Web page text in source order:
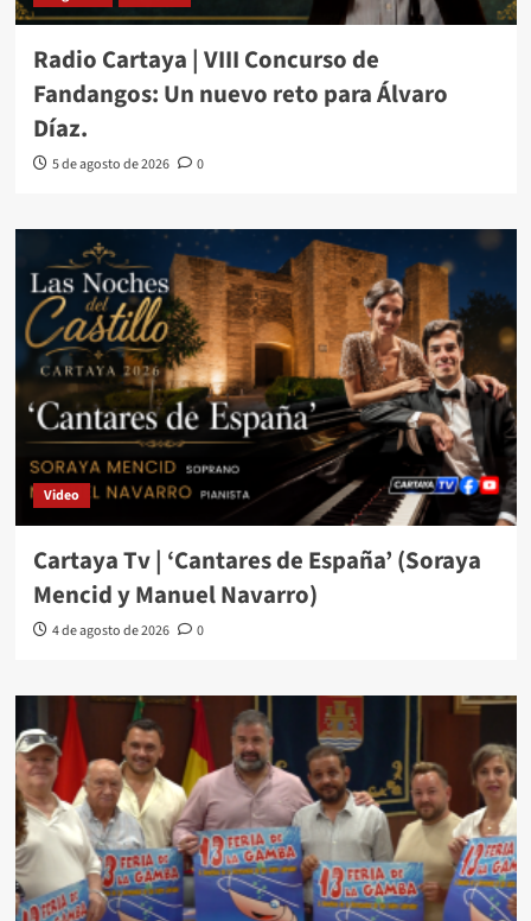
Radio Cartaya | VIII Concurso de
Fandangos: Un nuevo reto para Álvaro
Díaz.
5 de agosto de 2026 0
Video
Cartaya Tv | ‘Cantares de España’ (Soraya
Mencid y Manuel Navarro)
4 de agosto de 2026 0